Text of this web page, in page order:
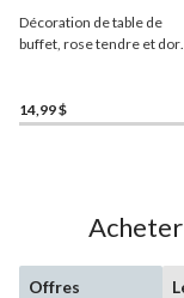
Décoration de table de
buffet, rose tendre et doré,
14,99 $
Offres